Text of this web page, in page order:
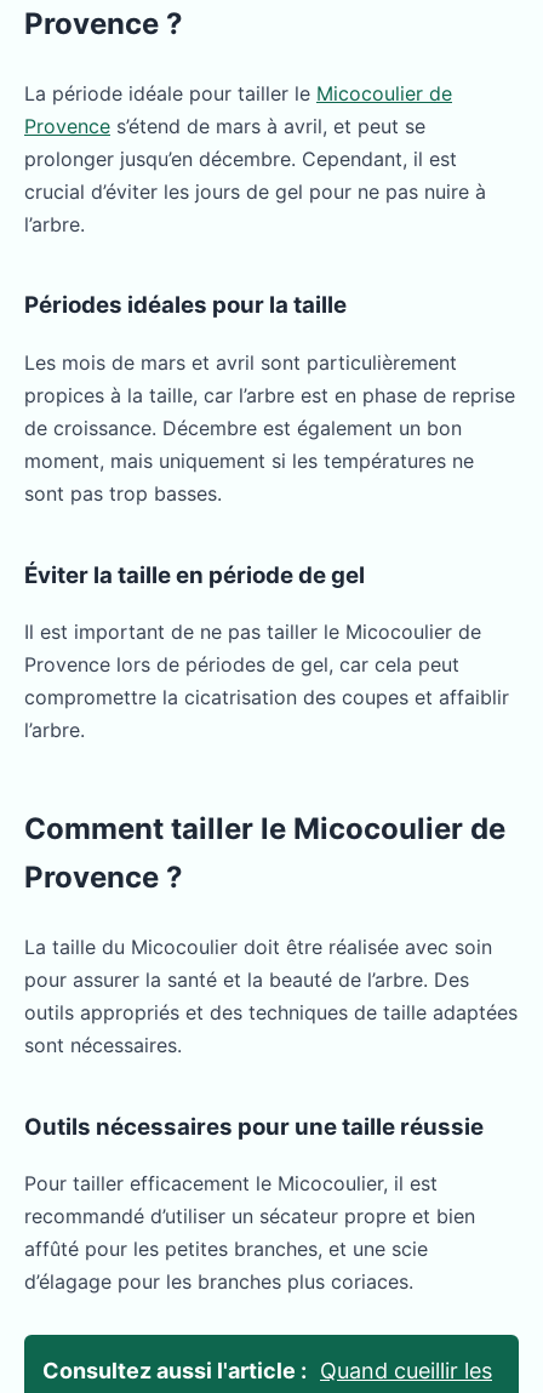
Provence ?
La période idéale pour tailler le Micocoulier de
Provence s’étend de mars à avril, et peut se
prolonger jusqu’en décembre. Cependant, il est
crucial d’éviter les jours de gel pour ne pas nuire à
l’arbre.
Périodes idéales pour la taille
Les mois de mars et avril sont particulièrement
propices à la taille, car l’arbre est en phase de reprise
de croissance. Décembre est également un bon
moment, mais uniquement si les températures ne
sont pas trop basses.
Éviter la taille en période de gel
Il est important de ne pas tailler le Micocoulier de
Provence lors de périodes de gel, car cela peut
compromettre la cicatrisation des coupes et affaiblir
l’arbre.
Comment tailler le Micocoulier de
Provence ?
La taille du Micocoulier doit être réalisée avec soin
pour assurer la santé et la beauté de l’arbre. Des
outils appropriés et des techniques de taille adaptées
sont nécessaires.
Outils nécessaires pour une taille réussie
Pour tailler efficacement le Micocoulier, il est
recommandé d’utiliser un sécateur propre et bien
affûté pour les petites branches, et une scie
d’élagage pour les branches plus coriaces.
Consultez aussi l'article :
Quand cueillir les